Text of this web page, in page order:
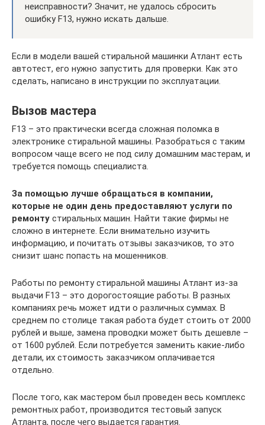
неисправности? Значит, не удалось сбросить
ошибку F13, нужно искать дальше.
Если в модели вашей стиральной машинки Атлант есть
автотест, его нужно запустить для проверки. Как это
сделать, написано в инструкции по эксплуатации.
Вызов мастера
F13 – это практически всегда сложная поломка в
электронике стиральной машины. Разобраться с таким
вопросом чаще всего не под силу домашним мастерам, и
требуется помощь специалиста.
За помощью лучше обращаться в компании,
которые не один день предоставляют услуги по
ремонту стиральных машин. Найти такие фирмы не
сложно в интернете. Если внимательно изучить
информацию, и почитать отзывы заказчиков, то это
снизит шанс попасть на мошенников.
Работы по ремонту стиральной машины Атлант из-за
выдачи F13 – это дорогостоящие работы. В разных
компаниях речь может идти о различных суммах. В
среднем по столице такая работа будет стоить от 2000
рублей и выше, замена проводки может быть дешевле –
от 1600 рублей. Если потребуется заменить какие-либо
детали, их стоимость заказчиком оплачивается
отдельно.
После того, как мастером был проведен весь комплекс
ремонтных работ, производится тестовый запуск
Атланта, после чего выдается гарантия.